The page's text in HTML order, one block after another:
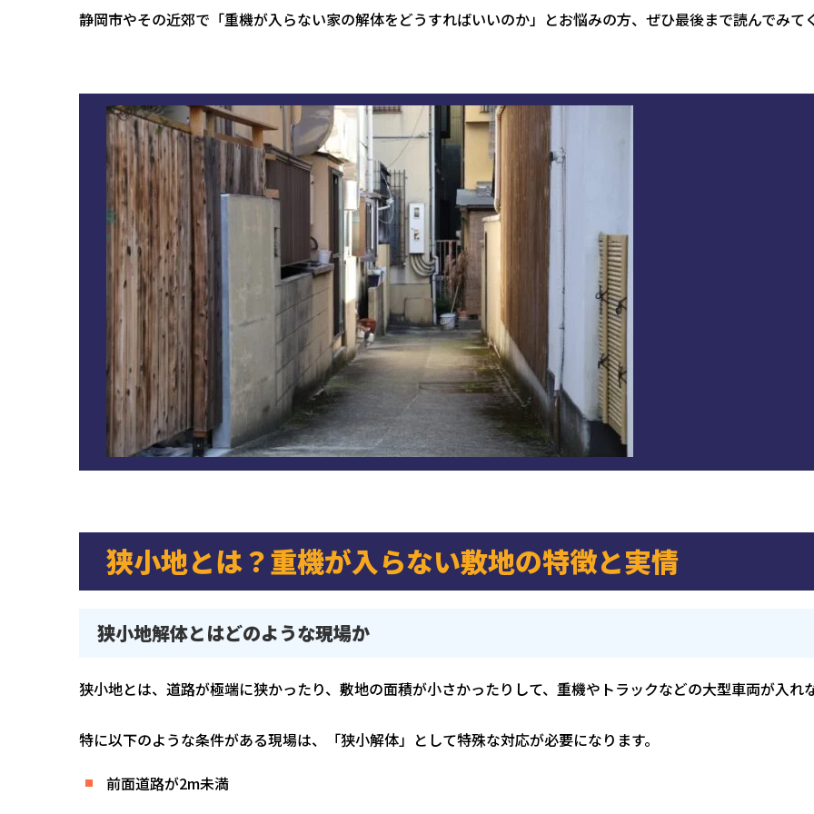
静岡市やその近郊で「重機が入らない家の解体をどうすればいいのか」とお悩みの方、ぜひ最後まで読んでみて
狭小地とは？重機が入らない敷地の特徴と実情
狭小地解体とはどのような現場か
狭小地とは、道路が極端に狭かったり、敷地の面積が小さかったりして、重機やトラックなどの大型車両が入れ
特に以下のような条件がある現場は、「狭小解体」として特殊な対応が必要になります。
前面道路が2m未満